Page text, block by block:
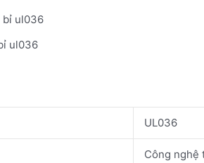
ul036
UL036
Công nghệ